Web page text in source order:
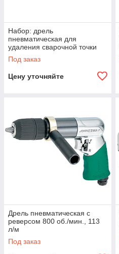
Набор: дрель
пневматическая для
удаления сварочной точки
1800 об./мин., сверла и
фильтр, 9 предметов
Под заказ
Цену уточняйте
Дрель пневматическая с
реверсом 800 об./мин., 113
л/м
Под заказ